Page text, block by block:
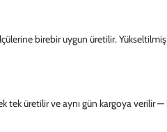
birebir uygun üretilir. Yükseltilmiş
üretilir ve aynı gün kargoya verilir —